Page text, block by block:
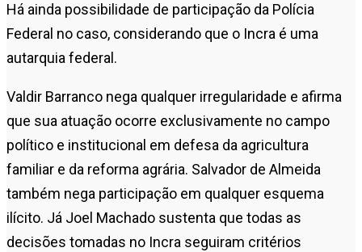
Há ainda possibilidade de participação da Polícia
Federal no caso, considerando que o Incra é uma
autarquia federal.
Valdir Barranco nega qualquer irregularidade e afirma
que sua atuação ocorre exclusivamente no campo
político e institucional em defesa da agricultura
familiar e da reforma agrária. Salvador de Almeida
também nega participação em qualquer esquema
ilícito. Já Joel Machado sustenta que todas as
decisões tomadas no Incra seguiram critérios